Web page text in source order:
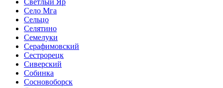
Село Мга
Сельцо
Селятино
Семелуки
Серафимовский
Сестрорецк
Сиверский
Собинка
Сосновоборск